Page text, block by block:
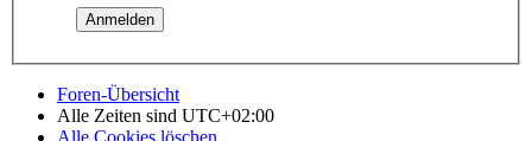
Foren-Übersicht
Alle Zeiten sind UTC+02:00
Alle Cookies löschen